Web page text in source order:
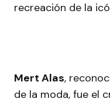
recreación de la
Mert Alas,
de la moda, fue el